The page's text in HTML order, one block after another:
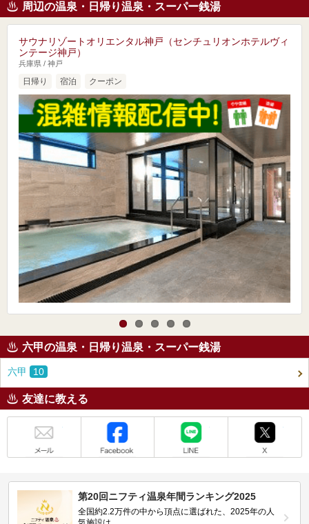
周辺の温泉・日帰り温泉・スーパー銭湯
サウナリゾートオリエンタル神戸（センチュリオンホテルヴィ
ンテージ神戸）
兵庫県 / 神戸
日帰り 宿泊 クーポン
六甲の温泉・日帰り温泉・スーパー銭湯
六甲 10
友達に教える
第20回ニフティ温泉年間ランキング2025
全国約2.2万件の中から頂点に選ばれた、2025年の人